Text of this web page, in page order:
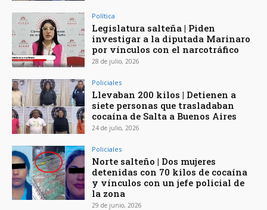
Política
Legislatura salteña | Piden
investigar a la diputada Marinaro
por vínculos con el narcotráfico
28 de julio, 2026
Policiales
Llevaban 200 kilos | Detienen a
siete personas que trasladaban
cocaína de Salta a Buenos Aires
24 de julio, 2026
Policiales
Norte salteño | Dos mujeres
detenidas con 70 kilos de cocaína
y vínculos con un jefe policial de
la zona
29 de junio, 2026